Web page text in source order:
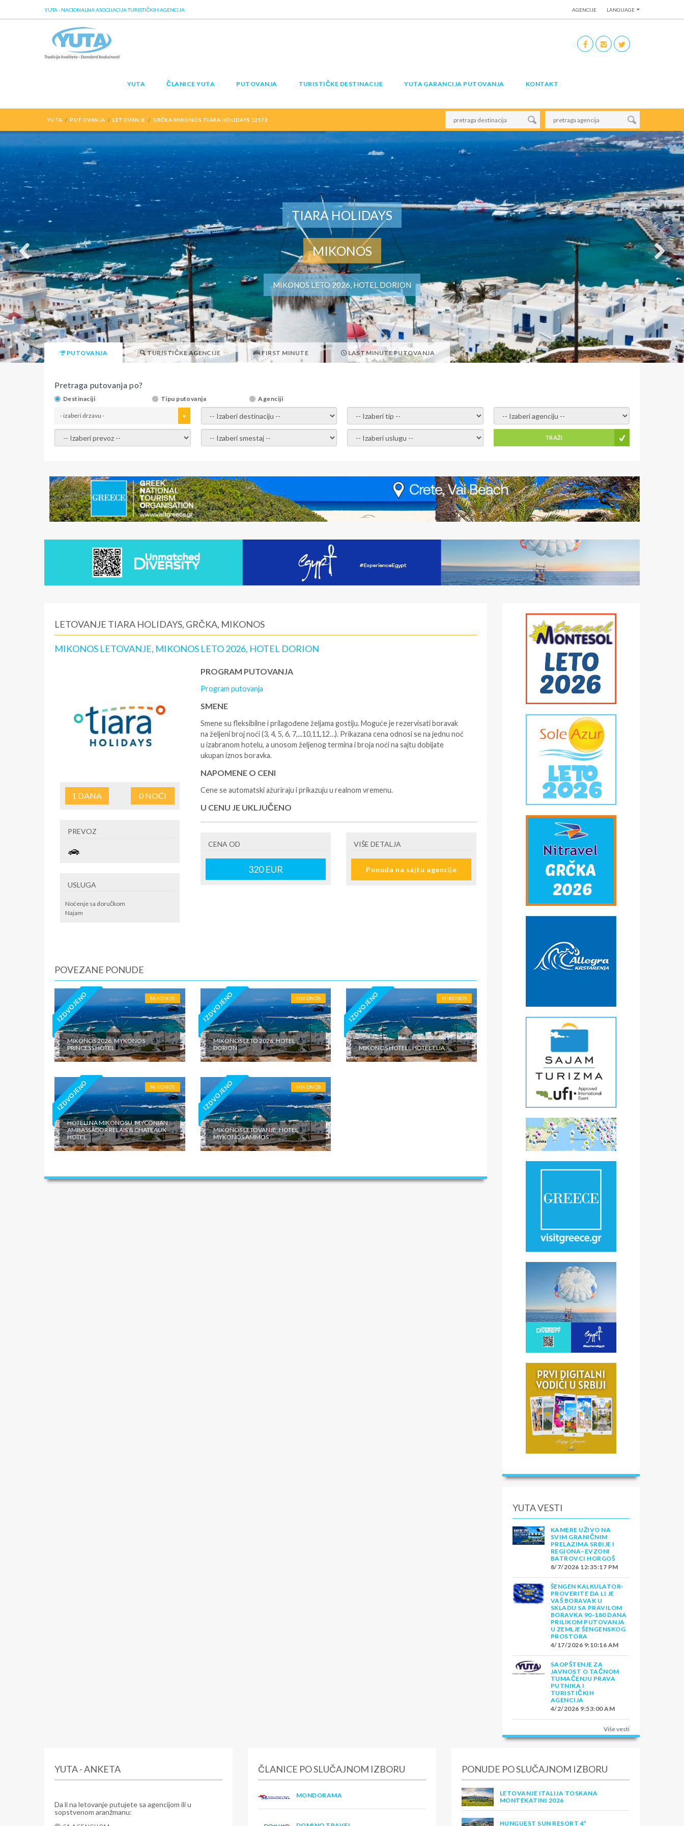
AGENCIJE LANGUAGE
YUTA - NACIONALNA ASOCIJACIJA TURISTIČKIH AGENCIJA
YUTA ČLANICE YUTA PUTOVANJA TURISTIČKE DESTINACIJE YUTA GARANCIJA PUTOVANJA KONTAKT
YUTA PUTOVANJA LETOVANJE GRČKA MIKONOS TIARA HOLIDAYS 12572
TIARA HOLIDAYS
MIKONOS
MIKONOS LETO 2026, HOTEL DORION
PUTOVANJA TURISTIČKE AGENCIJE FIRST MINUTE LAST MINUTE PUTOVANJA
Pretraga putovanja po?
Destinaciji Tipu putovanja Agenciji
- izaberi drzavu - - izaberi destinaciju - - izaberi tip - - izaberi agenciju -
- izaberi prevoz - - Izaberite smestaj - - Izaberite uslugu - TRAŽI
LETOVANJE TIARA HOLIDAYS, GRČKA, MIKONOS
MIKONOS LETOVANJE, MIKONOS LETO 2026, HOTEL DORION
1 DANA 0NOĆI
PREVOZ
USLUGA
Noćenje sa doručkom
Najam
PROGRAM PUTOVANJA
Program putovanja
SMENE
Smene su fleksibilne i prilagođene željama gostiju. Moguće je rezervisati boravak
na željeni broj noći (3, 4, 5, 6, 7,...10,11,12…). Prikazana cena odnosi se na jednu noć
u izabranom hotelu, a unosom željenog termina i broja noći na sajtu dobijate
ukupan iznos boravka.
NAPOMENE O CENI
Cene se automatski ažuriraju i prikazuju u realnom vremenu.
U CENU JE UKLJUČENO
- rezervisane i potvrđene usluge u izabranoj smeštajnoj jedinici prema opisu -
putovanja
- boravišne takse (naknada za otpornost na klimatsku krizu) na destinaciji, plaćaju
CENA OD
320EUR
VIŠE DETALJA
Ponuda na sajtu agencije
POVEZANE PONUDE
IZDVOJENO MIKONOS
MIKONOS 2026, MYKONOS
PRINCESS HOTEL
IZDVOJENO MIKONOS
MIKONOS LETO 2026, HOTEL
DORION
IZDVOJENO MIKONOS
MIKONOS HOTELI, HOTEL ELIA
IZDVOJENO MIKONOS
HOTELI NA MIKONOSU, MYCONIAN
AMBASSADOR RELAIS & CHATEAUX
HOTEL
IZDVOJENO MIKONOS
MIKONOS LETOVANJE, HOTEL
MYKONOS AMMOS
YUTA VESTI
KAMERE UŽIVO NA
SVIM GRANIČNIM
PRELAZIMA SRBIJE I
REGIONA–EVZONI
BATROVCI HORGOŠ
8/7/2026 12:35:17 PM
ŠENGEN KALKULATOR-
PROVERITE DA LI JE
VAŠ BORAVAK U
SKLADU SA PRAVILOM
BORAVKA 90-180 DANA
PRILIKOM PUTOVANJA
U ZEMLJE ŠENGENSKOG
PROSTORA
4/17/2026 9:10:16 AM
SAOPŠTENJE ZA
JAVNOST O TAČNOM
TUMAČENJU PRAVA
PUTNIKA I
TURISTIČKIH
AGENCIJA
4/2/2026 9:53:00 AM
Više vesti
YUTA - ANKETA
Da li na letovanje putujete sa agencijom ili u
sopstvenom aranžmanu:
ČLANICE PO SLUČAJNOM IZBORU
MONDORAMA
PONUDE PO SLUČAJNOM IZBORU
LETOVANJE ITALIJA TOSKANA
MONTEKATINI 2026
HUNGUEST SUN RESORT 4*